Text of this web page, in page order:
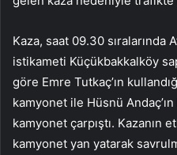
Kaza, saat 09.30 sıralarında
istikameti Küçükbakkalköy
göre Emre Tutkaç’ın
kamyonet ile Hüsnü Andaç’ın
kamyonet çarpıştı. Kazanın
kamyonet yan yatarak